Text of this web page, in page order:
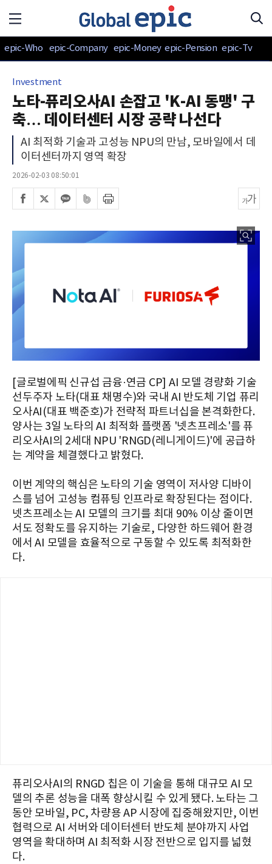
epic-Who epic-Company epic-Money epic-Pension epic-Tv
Investment
노타-퓨리오사AI 손잡고 'K-AI 동맹' 구
축… 데이터센터 시장 공략 나선다
AI 최적화 기술과 고성능 NPU의 만남, 모바일에서 데
이터센터까지 영역 확장
2026-02-03 08:50:01
[글로벌에픽 신규섭 금융·연금 CP] AI 모델 경량화 기술
선두주자 노타(대표 채명수)와 국내 AI 반도체 기업 퓨리
오사AI(대표 백준호)가 전략적 파트너십을 본격화한다.
양사는 3일 노타의 AI 최적화 플랫폼 '넷츠프레소'를 퓨
리오사AI의 2세대 NPU 'RNGD(레니게이드)'에 공급하
는 계약을 체결했다고 밝혔다.
이번 계약의 핵심은 노타의 기술 영역이 저사양 디바이
스를 넘어 고성능 컴퓨팅 인프라로 확장된다는 점이다.
넷츠프레소는 AI 모델의 크기를 최대 90% 이상 줄이면
서도 정확도를 유지하는 기술로, 다양한 하드웨어 환경
에서 AI 모델을 효율적으로 구동할 수 있도록 최적화한
다.
퓨리오사AI의 RNGD 칩은 이 기술을 통해 대규모 AI 모
델의 추론 성능을 대폭 향상시킬 수 있게 됐다. 노타는 그
동안 모바일, PC, 차량용 AP 시장에 집중해왔지만, 이번
협력으로 AI 서버와 데이터센터 반도체 분야까지 사업
영역을 확대하며 AI 최적화 시장 전반으로 입지를 넓혔
다.